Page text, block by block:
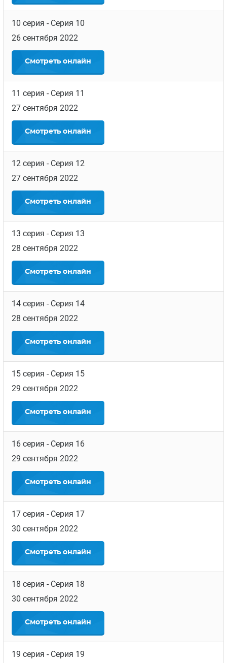
10 серия - Серия 10
26 сентября 2022
Смотреть онлайн
11 серия - Серия 11
27 сентября 2022
Смотреть онлайн
12 серия - Серия 12
27 сентября 2022
Смотреть онлайн
13 серия - Серия 13
28 сентября 2022
Смотреть онлайн
14 серия - Серия 14
28 сентября 2022
Смотреть онлайн
15 серия - Серия 15
29 сентября 2022
Смотреть онлайн
16 серия - Серия 16
29 сентября 2022
Смотреть онлайн
17 серия - Серия 17
30 сентября 2022
Смотреть онлайн
18 серия - Серия 18
30 сентября 2022
Смотреть онлайн
19 серия - Серия 19